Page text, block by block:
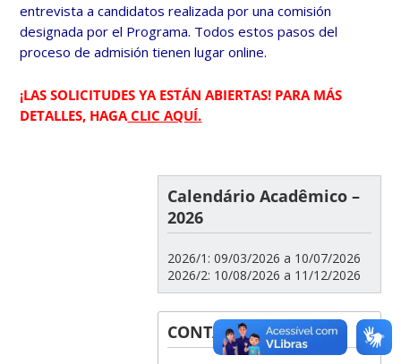
entrevista a candidatos realizada por una comisión
designada por el Programa. Todos estos pasos del
proceso de admisión tienen lugar online.
¡LAS SOLICITUDES YA ESTÁN ABIERTAS! PARA MÁS
DETALLES, HAGA CLIC AQUÍ.
Calendário Acadêmico –
2026
2026/1: 09/03/2026 a 10/07/2026
2026/2: 10/08/2026 a 11/12/2026
CONTATOS